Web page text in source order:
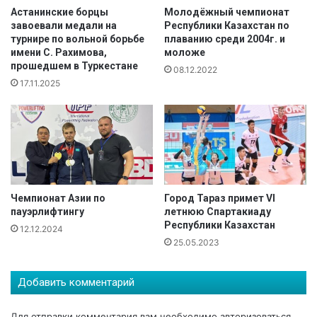
у
с
л
у
г
?
о
г
о
т
у
р
и
р
п
о
е
к
д
Астанинские борцы
завоевали медали на
турнире по вольной борьбе
имени С. Рахимова,
прошедшем в Туркестане
17.11.2025
Молодёжный чемпионат
Республики Казахстан по
плаванию среди 2004г. и
моложе
08.12.2022
Чемпионат Азии по
пауэрлифтингу
12.12.2024
Город Тараз примет VI
летнюю Спартакиаду
Республики Казахстан
25.05.2023
Добавить комментарий